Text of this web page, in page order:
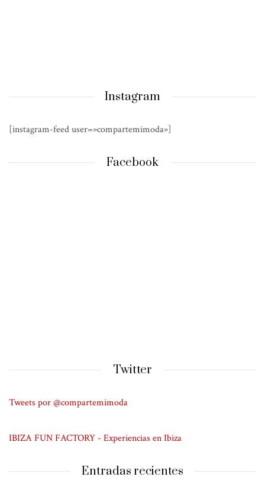
Instagram
[instagram-feed user=»compartemimoda»]
Facebook
Twitter
Tweets por @compartemimoda
IBIZA FUN FACTORY - Experiencias en Ibiza
Entradas recientes